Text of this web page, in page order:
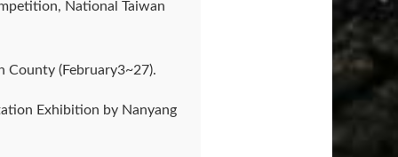
National Taiwan
County (February3~27).
Exhibition by Nanyang